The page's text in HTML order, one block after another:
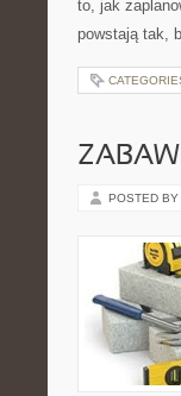
to, jak
powstają tak,
POSTED BY